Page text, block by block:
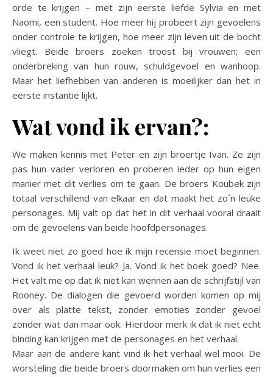
orde te krijgen – met zijn eerste liefde Sylvia en met
Naomi, een student. Hoe meer hij probeert zijn gevoelens
onder controle te krijgen, hoe meer zijn leven uit de bocht
vliegt. Beide broers zoeken troost bij vrouwen; een
onderbreking van hun rouw, schuldgevoel en wanhoop.
Maar het liefhebben van anderen is moeilijker dan het in
eerste instantie lijkt.
Wat vond ik ervan?:
We maken kennis met Peter en zijn broertje Ivan. Ze zijn
pas hun vader verloren en proberen ieder op hun eigen
manier met dit verlies om te gaan. De broers Koubek zijn
totaal verschillend van elkaar en dat maakt het zo´n leuke
personages. Mij valt op dat het in dit verhaal vooral draait
om de gevoelens van beide hoofdpersonages.
Ik weet niet zo goed hoe ik mijn recensie moet beginnen.
Vond ik het verhaal leuk? Ja. Vond ik het boek goed? Nee.
Het valt me op dat ik niet kan wennen aan de schrijfstijl van
Rooney. De dialogen die gevoerd worden komen op mij
over als platte tekst, zonder emoties zonder gevoel
zonder wat dan maar ook. Hierdoor merk ik dat ik niet echt
binding kan krijgen met de personages en het verhaal.
Maar aan de andere kant vind ik het verhaal wel mooi. De
worsteling die beide broers doormaken om hun verlies een